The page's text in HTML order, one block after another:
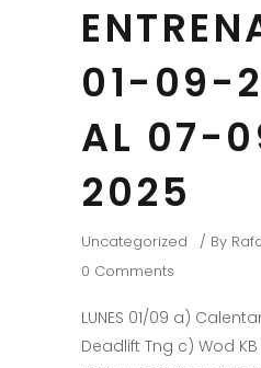
01-09-
AL 07-
2025
Uncategorized By
0 Comments
LUNES 01/09 a)
Deadlift Tng c) Wod